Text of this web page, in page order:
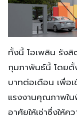
ทั้งนี้ ไอเพลิน รัง
กุมภาพันธ์นี้ โดยตั้
บาทต่อเดือน เพื่อ
แรงงานคุณภาพใ
อาศัยให้เช่าซึ่งให้